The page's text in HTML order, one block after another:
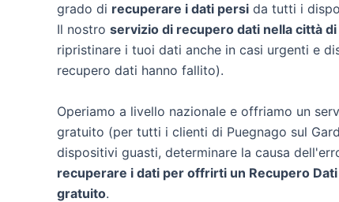
grado di recuperare i dati persi da tutti i
Il nostro servizio di recupero dati nella città di
ripristinare i tuoi dati anche in casi urgenti e
recupero dati hanno fallito).
Operiamo a livello nazionale e offriamo un
gratuito (per tutti i clienti di Puegnago sul
dispositivi guasti, determinare la causa
recuperare i dati per offrirti un Recupero
gratuito.